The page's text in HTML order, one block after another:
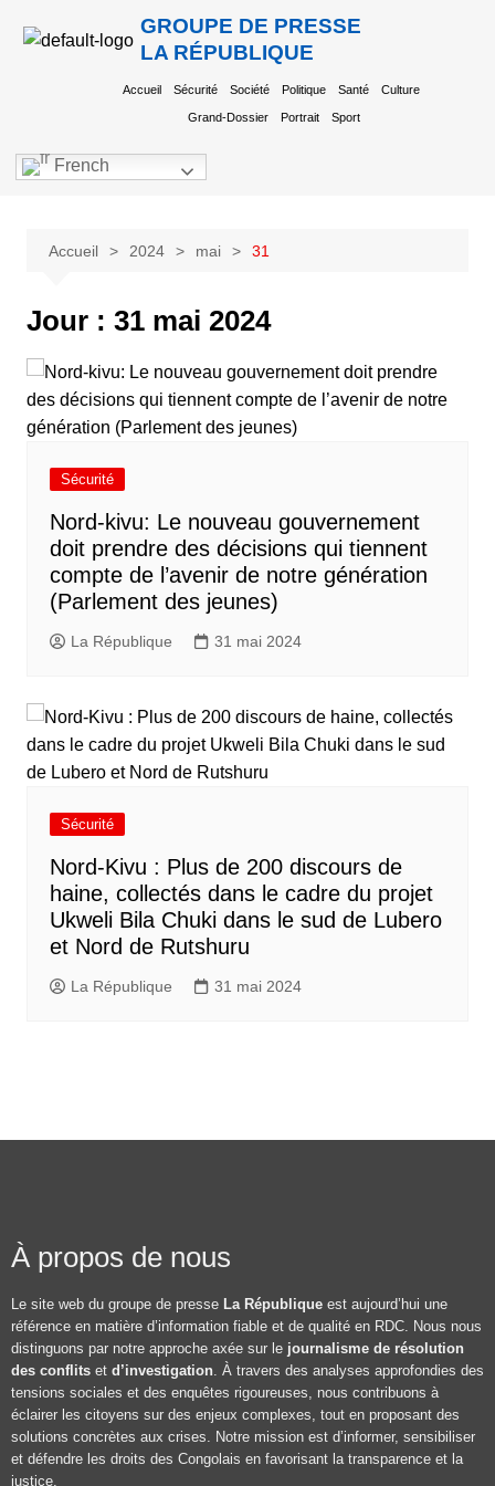
GROUPE DE PRESSE
LA RÉPUBLIQUE
Accueil Sécurité Société Politique Santé Culture
Grand-Dossier Portrait Sport
French
Accueil 2024 mai 31
Jour : 31 mai 2024
Sécurité
Nord-kivu: Le nouveau gouvernement
doit prendre des décisions qui tiennent
compte de l’avenir de notre génération
(Parlement des jeunes)
La République 31 mai 2024
Sécurité
Nord-Kivu : Plus de 200 discours de
haine, collectés dans le cadre du projet
Ukweli Bila Chuki dans le sud de Lubero
et Nord de Rutshuru
La République 31 mai 2024
À propos de nous
Le site web du groupe de presse La République est aujourd’hui une
référence en matière d’information fiable et de qualité en RDC. Nous nous
distinguons par notre approche axée sur le journalisme de résolution
des conflits et d’investigation. À travers des analyses approfondies des
tensions sociales et des enquêtes rigoureuses, nous contribuons à
éclairer les citoyens sur des enjeux complexes, tout en proposant des
solutions concrètes aux crises. Notre mission est d’informer, sensibiliser
et défendre les droits des Congolais en favorisant la transparence et la
justice.